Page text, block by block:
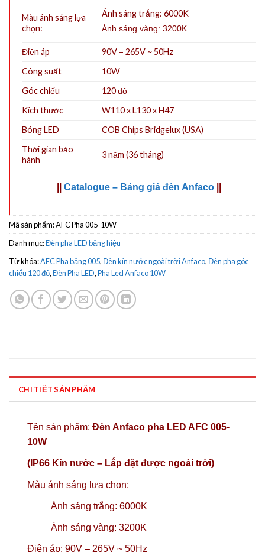
Màu ánh sáng lựa
chọn:
Ánh sáng trắng: 6000K
Ánh sáng vàng: 3200K
Điện áp
90V – 265V ~ 50Hz
Công suất
10W
Góc chiếu
120 độ
Kích thước
W110 x L130 x H47
Bóng LED
COB Chips Bridgelux (USA)
Thời gian bảo
hành
3 năm (36 tháng)
Catalogue – Bảng giá đèn Anfaco
Mã sản phẩm:AFC Pha 005-10W
Danh mục:Đèn pha LED bảng hiệu
Từ khóa:AFC Pha bảng 005,Đèn kín nước ngoài trời Anfaco,Đèn pha góc
chiếu 120 độ,Đèn Pha LED,Pha Led Anfaco 10W
CHI TIẾT SẢN PHẨM
Tên sản phẩm: Đèn Anfaco pha LED AFC 005-
10W
(IP66 Kín nước – Lắp đặt được ngoài trời)
Màu ánh sáng lựa chọn:
Ánh sáng trắng: 6000K
Ánh sáng vàng: 3200K
Điện áp: 90V – 265V ~ 50Hz